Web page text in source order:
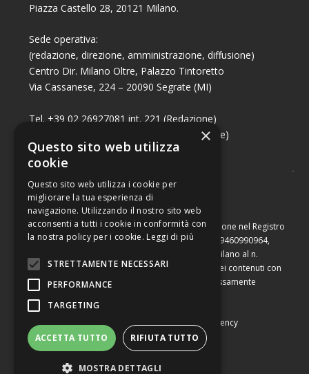
Piazza Castello 28, 20121 Milano.
Sede operativa:
(redazione, direzione, amministrazione, diffusione)
Centro Dir. Milano Oltre, Palazzo Tintoretto
Via Cassanese, 224 – 20090 Segrate (MI)
Tel. +39 02 26927081 int. 221 (Redazione)
Tel. +39 02 26927081 int. 224 (Commerciale)
Fax +39 02 26951006
Capitale sociale di Euro 10.000,00 – Numero di iscrizione nel Registro
delle Imprese di Milano, partita Iva e codice fiscale 09460990964,
iscritta al Repertorio Economico Amministrativo di Milano al n.
2091710. È vietata la riproduzione, anche parziale, dei contenuti con
qualsiasi mezzo, compresa la stampa, se non espressamente
Copyright © Converting srl | Privacy Policy|Web Agency
×
Questo sito web utilizza
cookie
Questo sito web utilizza i cookie per
migliorare la tua esperienza di
navigazione. Utilizzando il nostro sito web
acconsenti a tutti i cookie in conformità con
la nostra policy per i cookie. Leggi di più
STRETTAMENTE NECESSARI
PERFORMANCE
TARGETING
ACCETTA TUTTO RIFIUTA TUTTO
MOSTRA DETTAGLI